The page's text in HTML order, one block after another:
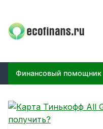
content
Финансовый помощник